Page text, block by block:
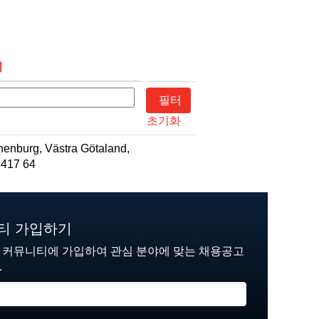
초기화
Västra Götaland,
64
가입하기
뮤니티에 가입하여 관심 분야에 맞는 채용공고